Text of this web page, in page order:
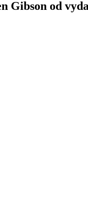
Gibson od